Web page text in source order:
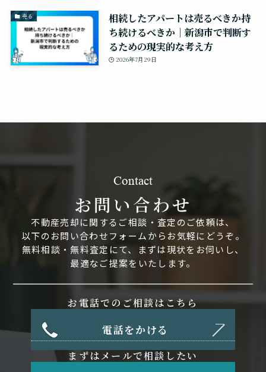
売る
相続したアパートは売るべきか持
ち続けるべきか｜新潟市で判断す
るための現実的な考え方
2026年7月29日
Contact
お問い合わせ
不動産売却に関するご相談・査定のご依頼は、
以下のお問い合わせフォームからお気軽にどうぞ。
無料相談・無料査定にて、まずは現状をお伺いし、
最適なご提案をいたします。
お電話でのご相談はこちら
電話をかける
まずはメールで相談したい